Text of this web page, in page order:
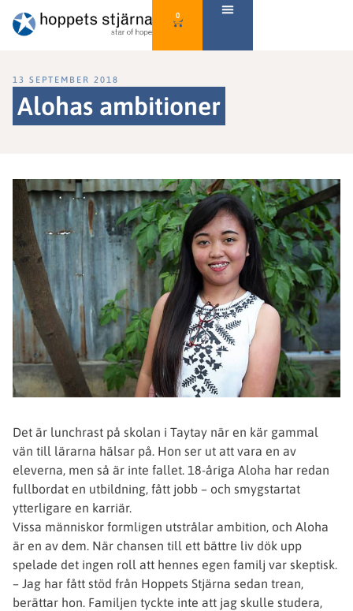
0
13 SEPTEMBER 2018
Alohas ambitioner
Det är lunchrast på skolan i Taytay när en kär gammal
vän till lärarna hälsar på. Hon ser ut att vara en av
eleverna, men så är inte fallet. 18-åriga Aloha har redan
fullbordat en utbildning, fått jobb – och smygstartat
ytterligare en karriär.
Vissa människor formligen utstrålar ambition, och Aloha
är en av dem. När chansen till ett bättre liv dök upp
spelade det ingen roll att hennes egen familj var skeptisk.
– Jag har fått stöd från Hoppets Stjärna sedan trean,
berättar hon. Familjen tyckte inte att jag skulle studera,